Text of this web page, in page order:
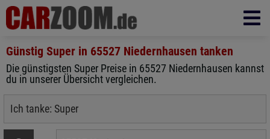
Günstig Super in 65527 Niedernhausen tanken
Die günstigsten Super Preise in 65527 Niedernhausen kannst
du in unserer Übersicht vergleichen.